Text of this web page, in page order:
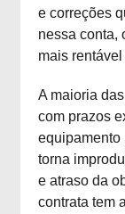
e correções
nessa conta,
mais
A maioria
com prazos
equipamento
torna
e atraso da
contrata tem